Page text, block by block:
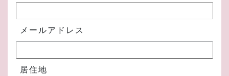
メールアドレス
居住地